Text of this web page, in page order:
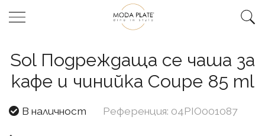
Sol Подреждаща се чаша за
кафе и чинийка Coupe 85 ml
В наличност Референция: 04PIO001087